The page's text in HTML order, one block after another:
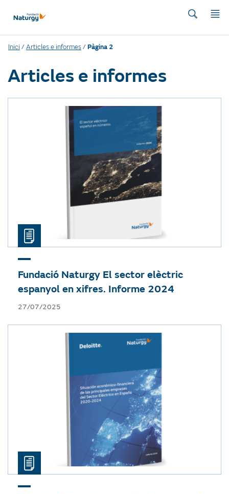
Inici /Articles e informes/Pàgina 2
Articles e informes
Fundació Naturgy El sector elèctric
espanyol en xifres. Informe 2024
27/07/2025